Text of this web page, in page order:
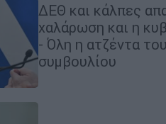
ΔΕΘ και κάλπες
χαλάρωση και η
- Όλη η ατζέντα
συμβουλίου